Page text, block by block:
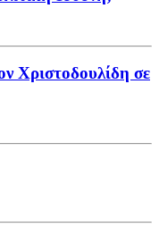
Χριστοδουλίδη σε